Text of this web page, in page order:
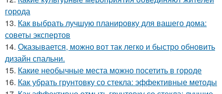
города
13. Как выбрать лучшую планировку для вашего дома:
советы экспертов
14. Оказывается, можно вот так легко и быстро обновить
дизайн спальни.
15. Какие необычные места можно посетить в городе
16. Как убрать грунтовку со стекла: эффективные методы